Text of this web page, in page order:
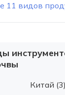
11 видов
Китай (3)